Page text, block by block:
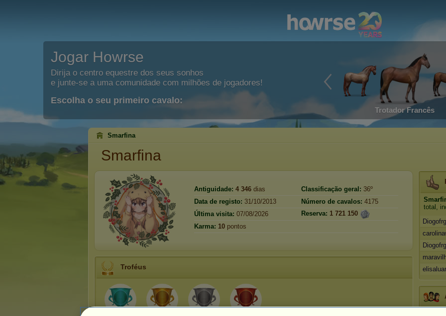
Jogar Howrse
Dirija o centro equestre dos seus sonhos
e junte-se a uma comunidade com milhões de jogadores!
Escolha o seu primeiro cavalo:
Trotador Francês
Smarfina
Smarfina
Antiguidade: 4 346 dias Classificação geral: 36º
Data de registo: 31/10/2013 Número de cavalos: 4175
Última visita: 07/08/2026 Reserva: 1 721 150
Karma: 10 pontos
Troféus
total,
Diogofrg
Diogofrg